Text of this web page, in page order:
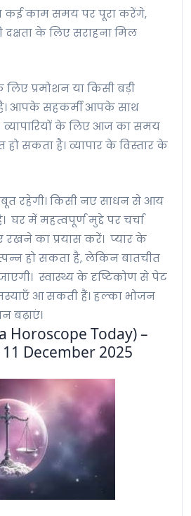
कई काम समय पर पूरा करेंगे,
के लिए सराहना मिल
प्रमोशन या किसी बड़ी
आपके सहकर्मी आपके साथ
के लिए आज का समय
हो सकता है। व्यापार के विस्तार के
रहेगी। किसी नए साधन से आय
में महत्वपूर्ण मुद्दे पर चर्चा
रखने का प्रयास करें। प्यार के
हो सकता है, लेकिन बातचीत
स्वास्थ्य के दृष्टिकोण से पेट
आ सकती हैं। हल्का भोजन
बढ़ाएं।
Horoscope Today) –
December 2025